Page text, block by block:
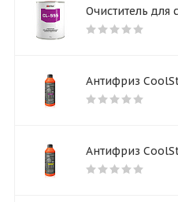
Очиститель для
Антифриз
Антифриз